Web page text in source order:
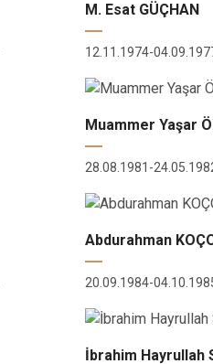
M. Esat GÜÇHAN
12.11.1974-
Muammer Yaşar
28.08.1981-
Abdurahman
20.09.1984-
İbrahim Hayrullah